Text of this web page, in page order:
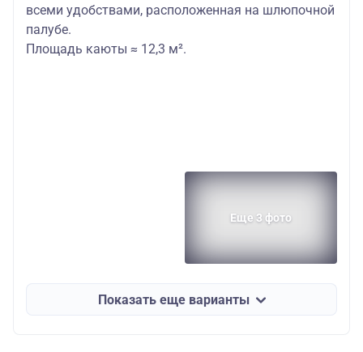
всеми удобствами, расположенная на шлюпочной
палубе.
Площадь каюты ≈ 12,3 м².
Еще 3 фото
Показать еще варианты